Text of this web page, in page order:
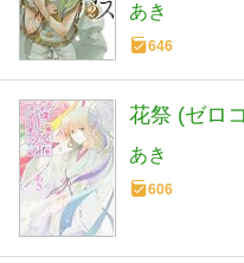
あき
646
花祭 (ゼロ
あき
606